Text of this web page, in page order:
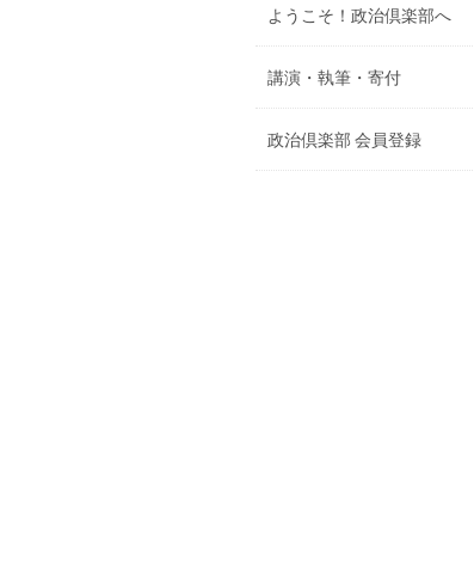
ようこそ！政治倶楽部へ
講演・執筆・寄付
政治倶楽部 会員登録